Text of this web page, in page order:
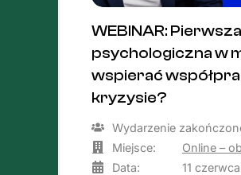
WEBINAR:
psychologiczna w
wspierać
kryzysie?
Wydarzenie
Miejsce:
Online –
Data:
11